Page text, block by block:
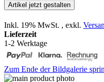
Artikel jetzt gestalten
Inkl. 19% MwSt. , exkl.
Lieferzeit
1-2 Werktage
Zum Ende der Bildgalerie